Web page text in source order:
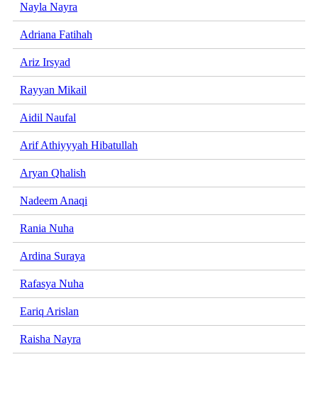
Nayla Nayra
Adriana Fatihah
Ariz Irsyad
Rayyan Mikail
Aidil Naufal
Arif Athiyyyah Hibatullah
Aryan Qhalish
Nadeem Anaqi
Rania Nuha
Ardina Suraya
Rafasya Nuha
Eariq Arislan
Raisha Nayra